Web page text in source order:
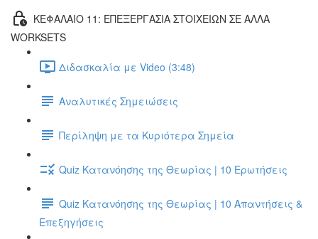
ΚΕΦΑΛΑΙΟ 11: ΕΠΕΞΕΡΓΑΣΙΑ ΣΤΟΙΧΕΙΩΝ ΣΕ ΑΛΛΑ
WORKSETS
Διδασκαλία με Video (3:48)
Αναλυτικές Σημειώσεις
Περίληψη με τα Κυριότερα Σημεία
Quiz Κατανόησης της Θεωρίας | 10 Ερωτήσεις
Quiz Κατανόησης της Θεωρίας | 10 Απαντήσεις &
Επεξηγήσεις